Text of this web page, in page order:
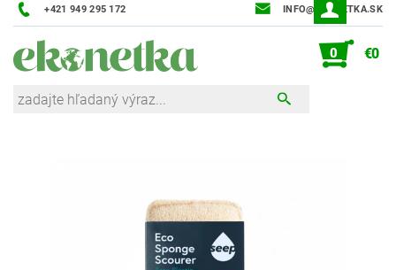
+421 949 295 172 INFO@EKONETKA.SK
0 €0